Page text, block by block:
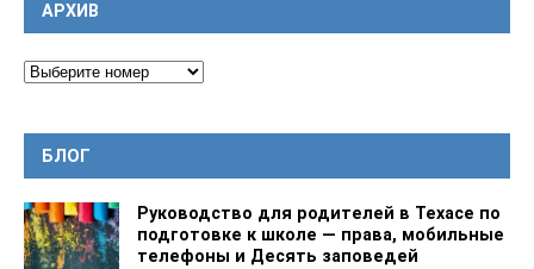
АРХИВ
БЛОГ
Руководство для родителей в Техасе по
подготовке к школе — права, мобильные
телефоны и Десять заповедей